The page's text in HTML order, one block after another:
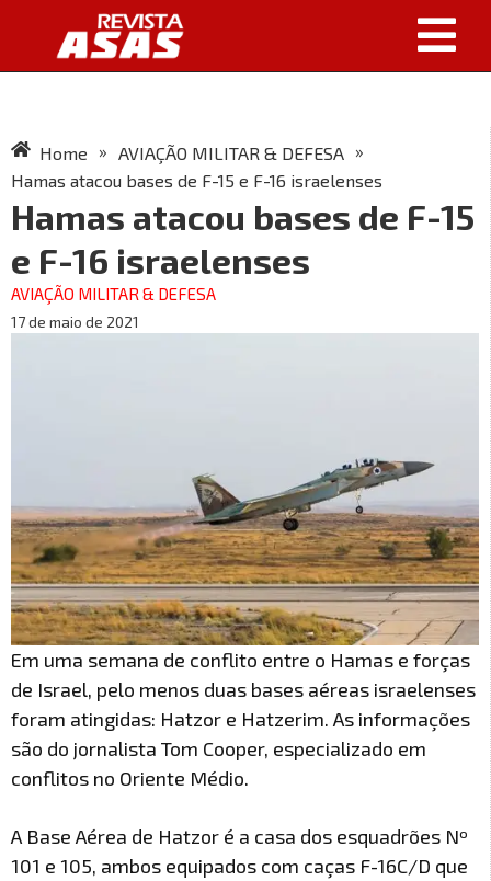
Home » AVIAÇÃO MILITAR & DEFESA »
Hamas atacou bases de F-15 e F-16 israelenses
Hamas atacou bases de F-15
e F-16 israelenses
AVIAÇÃO MILITAR & DEFESA
17 de maio de 2021
Em uma semana de conflito entre o Hamas e forças
de Israel, pelo menos duas bases aéreas israelenses
foram atingidas: Hatzor e Hatzerim. As informações
são do jornalista Tom Cooper, especializado em
conflitos no Oriente Médio.
A Base Aérea de Hatzor é a casa dos esquadrões Nº
101 e 105, ambos equipados com caças F-16C/D que